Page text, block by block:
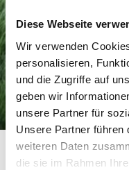
Diese Webseite
Wir verwenden
personalisieren,
und die Zugriffe auf
geben wir
unsere Partner für
Unsere Partner führen
weiteren Daten
die sie im Rahmen
Startseite Hakuna Matata